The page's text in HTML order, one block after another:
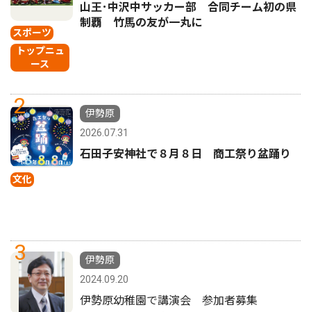
スポーツ
トップニュ
ース
山王･中沢中サッカー部 合同チーム初の県
制覇 竹馬の友が一丸に
2
文化
伊勢原
2026.07.31
石田子安神社で８月８日 商工祭り盆踊り
3
伊勢原
2024.09.20
伊勢原幼稚園で講演会 参加者募集